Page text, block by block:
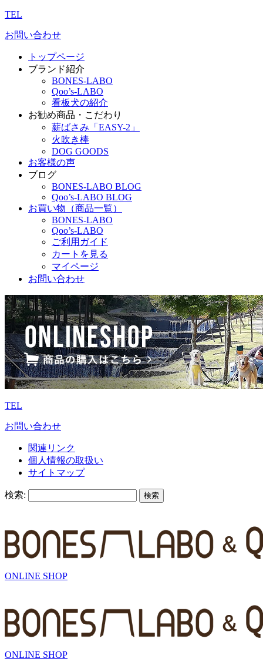
TEL
お問い合わせ
トップページ
ブランド紹介
BONES-LABO
Qoo’s-LABO
看板犬の紹介
お勧め商品・こだわり
薪ばさみ「EASY-2」
火吹き棒
DOG GOODS
お客様の声
ブログ
BONES-LABO BLOG
Qoo’s-LABO BLOG
お買い物（商品一覧）
BONES-LABO
Qoo’s-LABO
ご利用ガイド
カートを見る
マイページ
お問い合わせ
TEL
お問い合わせ
関連リンク
個人情報の取扱い
サイトマップ
検索:
ONLINE SHOP
ONLINE SHOP